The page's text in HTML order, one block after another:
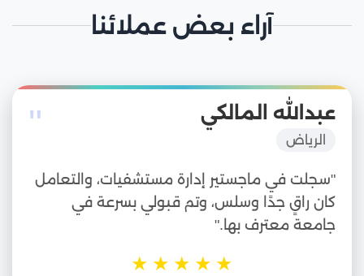
آراء بعض عملائنا
" عبدالله المالكي
الرياض
"سجلت في ماجستير إدارة مستشفيات، والتعامل
كان راقٍ جدًا وسلس، وتم قبولي بسرعة في
جامعة معترف بها."
★
★
★
★
★